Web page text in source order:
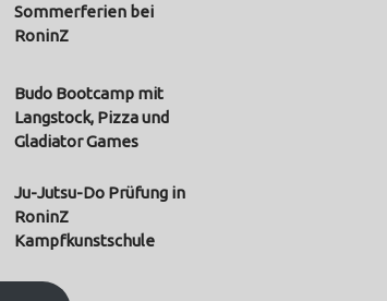
Sommerferien bei
RoninZ
Budo Bootcamp mit
Langstock, Pizza und
Gladiator Games
Ju-Jutsu-Do Prüfung in
RoninZ
Kampfkunstschule